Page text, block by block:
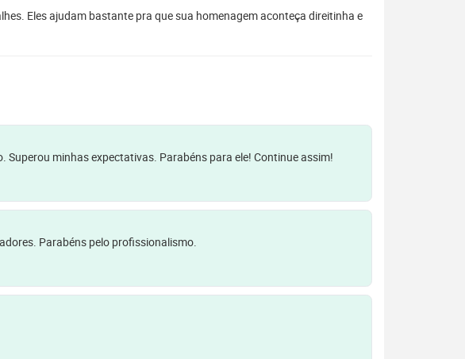
Eles ajudam bastante pra que sua homenagem aconteça direitinha e
minhas expectativas. Parabéns para ele! Continue assim!
Parabéns pelo profissionalismo.